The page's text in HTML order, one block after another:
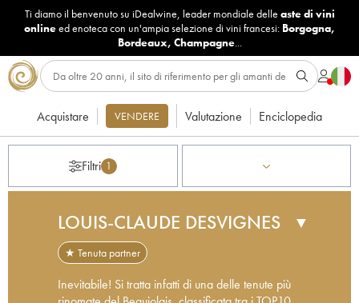
Ti diamo il benvenuto su iDealwine, leader mondiale delle aste di vini
onlineed enoteca con un'ampia selezione di vini francesi: Borgogna,
Bordeaux, Champagne...
Acquistare VENDERE Valutazione Enciclopedia
Filtri 1
LOUIS-CLAUDE DESVIGNES ▼
★ Tenuta partner
Inevitabile! Si tratta infatti di una delle tenute più